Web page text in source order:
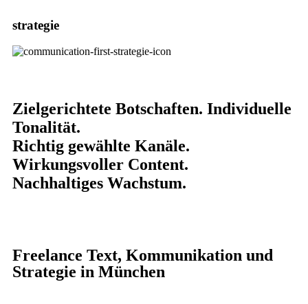
strategie
Zielgerichtete Botschaften. Individuelle
Tonalität.
Richtig gewählte Kanäle.
Wirkungsvoller Content.
Nachhaltiges Wachstum.
Freelance Text, Kommunikation und
Strategie in München